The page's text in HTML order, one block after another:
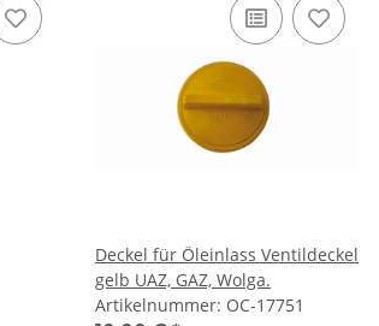
Deckel für Öleinlass Ventildeckel
gelb UAZ, GAZ, Wolga.
Artikelnummer: OC-17751